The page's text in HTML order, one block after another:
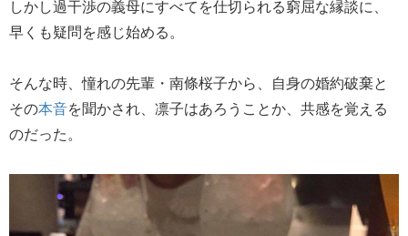
しかし過干渉の義母にすべてを仕切られる窮屈な縁談に、
早くも疑問を感じ始める。
そんな時、憧れの先輩・南條桜子から、自身の婚約破棄と
その本音を聞かされ、凛子はあろうことか、共感を覚える
のだった。